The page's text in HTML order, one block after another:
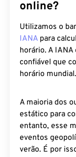
online?
Utilizamos o
IANA para
horário. A
confiável que
horário mundial.
A maioria dos
estático para
entanto, esse
eventos
verão. É por